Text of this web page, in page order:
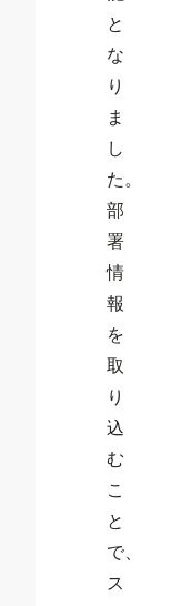
と
な
り
ま
し
た。
部
署
情
報
を
取
り
込
む
こ
と
で、
ス